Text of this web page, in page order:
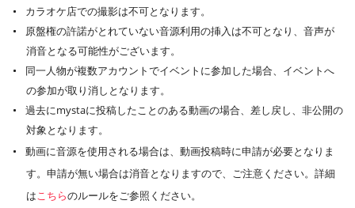
カラオケ店での撮影は不可となります。
原盤権の許諾がとれていない音源利用の挿入は不可となり、音声が
消音となる可能性がございます。
同一人物が複数アカウントでイベントに参加した場合、イベントへ
の参加が取り消しとなります。
過去にmystaに投稿したことのある動画の場合、差し戻し、非公開の
対象となります。
動画に音源を使用される場合は、動画投稿時に申請が必要となりま
す。申請が無い場合は消音となりますので、ご注意ください。詳細
はこちらのルールをご参照ください。